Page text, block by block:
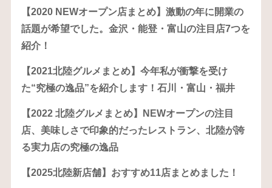
【2020 NEWオープン店まとめ】激動の年に開業の
話題が希望でした。金沢・能登・富山の注目店7つを
紹介！
【2021北陸グルメまとめ】今年私が衝撃を受け
た“究極の逸品”を紹介します！石川・富山・福井
【2022 北陸グルメまとめ】NEWオープンの注目
店、美味しさで印象的だったレストラン、北陸が誇
る実力店の究極の逸品
【2025北陸新店舗】おすすめ11店まとめました！